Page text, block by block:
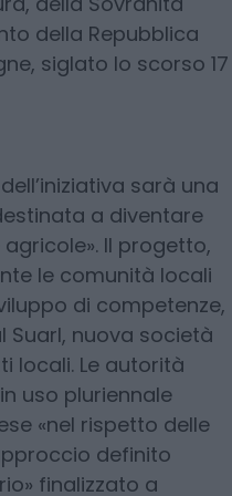
della Repubblica
siglato lo scorso 17
sarà una
a diventare
Il progetto,
le comunità locali
di competenze,
Suarl, nuova società
locali. Le autorità
uso pluriennale
«nel rispetto delle
definito
finalizzato a